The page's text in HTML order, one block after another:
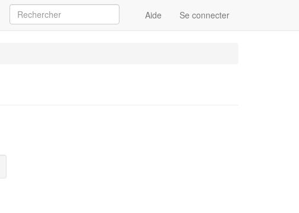
Aide Se connecter